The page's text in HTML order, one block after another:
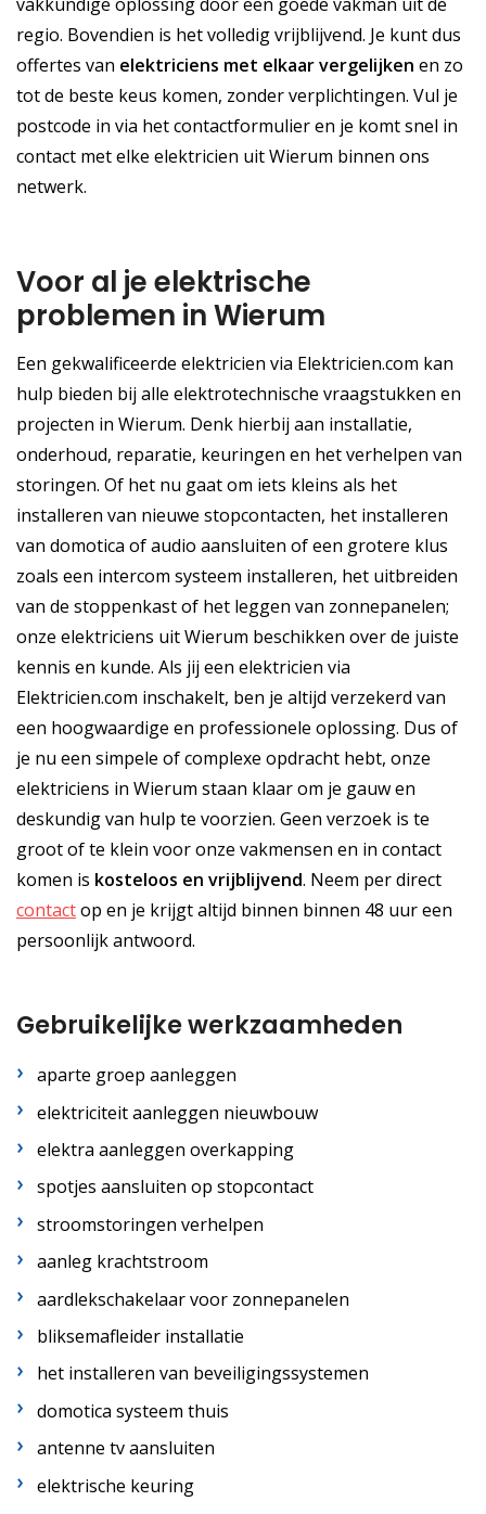
regio. Bovendien is het volledig vrijblijvend. Je kunt dus
offertes van elektriciens met elkaar vergelijken en zo
tot de beste keus komen, zonder verplichtingen. Vul je
postcode in via het contactformulier en je komt snel in
contact met elke elektricien uit Wierum binnen ons
netwerk.
Voor al je elektrische
problemen in Wierum
Een gekwalificeerde elektricien via Elektricien.com kan
hulp bieden bij alle elektrotechnische vraagstukken en
projecten in Wierum. Denk hierbij aan installatie,
onderhoud, reparatie, keuringen en het verhelpen van
storingen. Of het nu gaat om iets kleins als het
installeren van nieuwe stopcontacten, het installeren
van domotica of audio aansluiten of een grotere klus
zoals een intercom systeem installeren, het uitbreiden
van de stoppenkast of het leggen van zonnepanelen;
onze elektriciens uit Wierum beschikken over de juiste
kennis en kunde. Als jij een elektricien via
Elektricien.com inschakelt, ben je altijd verzekerd van
een hoogwaardige en professionele oplossing. Dus of
je nu een simpele of complexe opdracht hebt, onze
elektriciens in Wierum staan klaar om je gauw en
deskundig van hulp te voorzien. Geen verzoek is te
groot of te klein voor onze vakmensen en in contact
komen is kosteloos en vrijblijvend. Neem per direct
contactop en je krijgt altijd binnen binnen 48 uur een
persoonlijk antwoord.
Gebruikelijke werkzaamheden
aparte groep aanleggen
elektriciteit aanleggen nieuwbouw
elektra aanleggen overkapping
spotjes aansluiten op stopcontact
stroomstoringen verhelpen
aanleg krachtstroom
aardlekschakelaar voor zonnepanelen
bliksemafleider installatie
het installeren van beveiligingssystemen
domotica systeem thuis
antenne tv aansluiten
elektrische keuring